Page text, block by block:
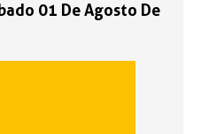
01 De Agosto De